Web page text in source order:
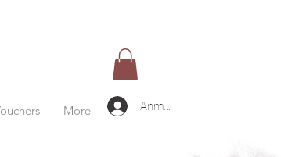
More Anmelden